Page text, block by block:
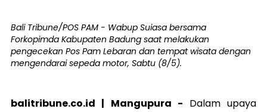
Bali Tribune/POS PAM - Wabup Suiasa bersama
Forkopimda Kabupaten Badung saat melakukan
pengecekan Pos Pam Lebaran dan tempat wisata dengan
mengendarai sepeda motor, Sabtu (8/5).
balitribune.co.id | Mangupura - Dalam upaya